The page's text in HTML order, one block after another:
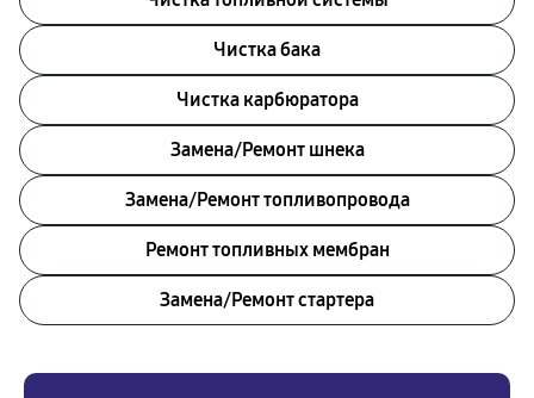
Чистка бака
Чистка карбюратора
Замена/Pемонт шнека
Замена/Pемонт топливопровода
Ремонт топливных мембран
Замена/Pемонт стартера